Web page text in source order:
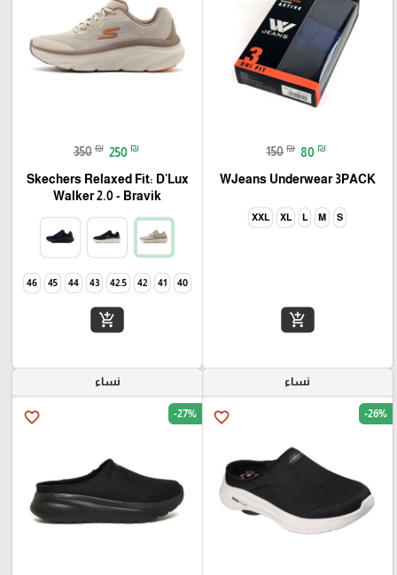
150 ₪ 80 ₪
WJeans Underwear 3PACK
S
M
L
XL
XXL
add_shopping_cart
350 ₪ 250 ₪
Skechers Relaxed Fit: D'Lux
Walker 2.0 - Bravik
40
41
42
42.5
43
44
45
46
add_shopping_cart
نساء
favorite_border -26%
نساء
favorite_border -27%